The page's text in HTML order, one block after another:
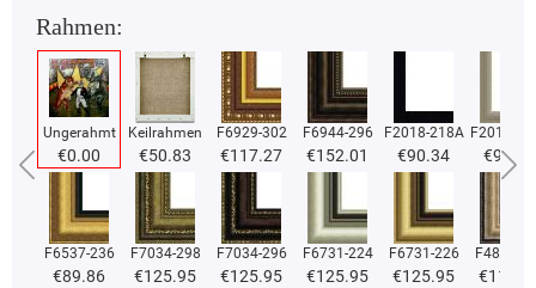
Rahmen:
Ungerahmt
€0.00
Keilrahmen
€50.83
F6929-302
€117.27
F6944-296
€152.01
F2018-218A
€90.34
F2018-
€90.34
F6537-236
€89.86
F7034-298
€125.95
F7034-296
€125.95
F6731-224
€125.95
F6731-226
€125.95
F4827-